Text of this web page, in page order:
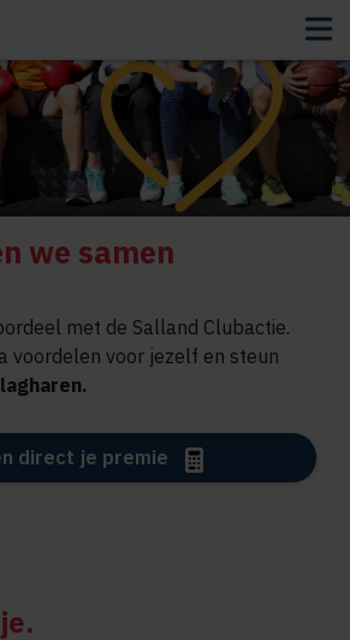
we samen
met de Salland Clubactie.
voordelen voor jezelf en steun
direct je premie